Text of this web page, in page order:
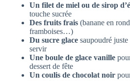
Un filet de miel ou de sirop
touche sucrée
Des fruits frais (banane en
framboises…)
Du sucre glace saupoudré
servir
Une boule de glace vanille
dessert de fête
Un coulis de chocolat noir